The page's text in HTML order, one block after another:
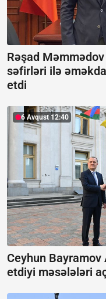
Rəşad
səfirləri ilə
etdi
6 Avqust 12:40
Ceyhun
etdiyi məsələləri